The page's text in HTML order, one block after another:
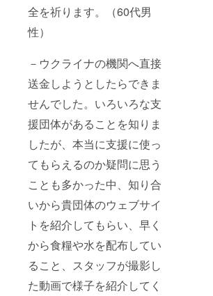
全を祈ります。（60代男
性）
－ウクライナの機関へ直接
送金しようとしたらできま
せんでした。いろいろな支
援団体があることを知りま
したが、本当に支援に使っ
てもらえるのか疑問に思う
ことも多かった中、知り合
いから貴団体のウェブサイ
トを紹介してもらい、早く
から食糧や水を配布してい
ること、スタッフが撮影し
た動画で様子を紹介してく